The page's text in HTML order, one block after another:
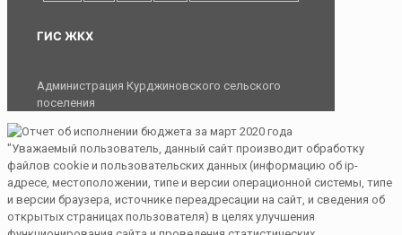
ГИС ЖКХ
Администрация Курджиновского сельского
поселения
"Уважаемый пользователь, данный сайт производит обработку
файлов cookie и пользовательских данных (информацию об ip-
адресе, местоположении, типе и версии операционной системы, типе
и версии браузера, источнике переадресации на сайт, и сведения об
открытых страницах пользователя) в целях улучшения